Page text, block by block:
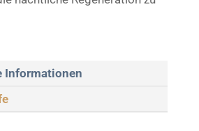
Informationen